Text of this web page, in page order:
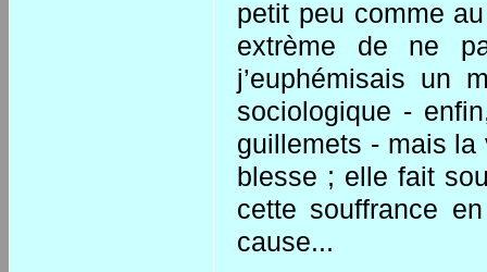
petit peu comme
extrème de ne
j’euphémisais un
sociologique -
guillemets - mais la
blesse ; elle fait
cette souffrance
cause...